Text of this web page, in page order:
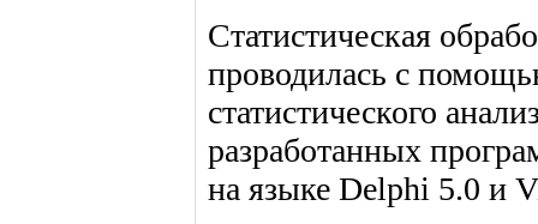
Статистическая
проводилась с
статистического
разработанных
на языке Delphi 5.0 и